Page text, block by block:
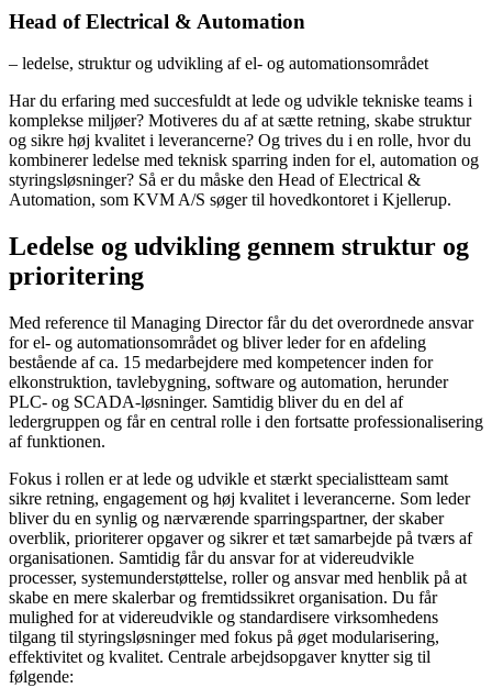
Head of Electrical & Automation
– ledelse, struktur og udvikling af el- og automationsområdet
Har du erfaring med succesfuldt at lede og udvikle tekniske teams i
komplekse miljøer? Motiveres du af at sætte retning, skabe struktur
og sikre høj kvalitet i leverancerne? Og trives du i en rolle, hvor du
kombinerer ledelse med teknisk sparring inden for el, automation og
styringsløsninger? Så er du måske den Head of Electrical &
Automation, som KVM A/S søger til hovedkontoret i Kjellerup.
Ledelse og udvikling gennem struktur og
prioritering
Med reference til Managing Director får du det overordnede ansvar
for el- og automationsområdet og bliver leder for en afdeling
bestående af ca. 15 medarbejdere med kompetencer inden for
elkonstruktion, tavlebygning, software og automation, herunder
PLC- og SCADA-løsninger. Samtidig bliver du en del af
ledergruppen og får en central rolle i den fortsatte professionalisering
af funktionen.
Fokus i rollen er at lede og udvikle et stærkt specialistteam samt
sikre retning, engagement og høj kvalitet i leverancerne. Som leder
bliver du en synlig og nærværende sparringspartner, der skaber
overblik, prioriterer opgaver og sikrer et tæt samarbejde på tværs af
organisationen. Samtidig får du ansvar for at videreudvikle
processer, systemunderstøttelse, roller og ansvar med henblik på at
skabe en mere skalerbar og fremtidssikret organisation. Du får
mulighed for at videreudvikle og standardisere virksomhedens
tilgang til styringsløsninger med fokus på øget modularisering,
effektivitet og kvalitet. Centrale arbejdsopgaver knytter sig til
følgende: